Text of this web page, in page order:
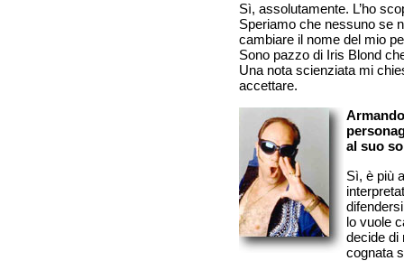
Sì, assolutamente. L’ho
Speriamo che nessuno se
cambiare il nome del mio
Sono pazzo di Iris Blond
Una nota scienziata mi
accettare.
al suo
Sì, è più
lo vuole
decide di
cognata